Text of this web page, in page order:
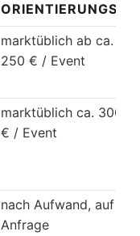
marktüblich ab ca.
250 € / Event
marktüblich ca.
€ / Event
nach Aufwand, auf
Anfrage